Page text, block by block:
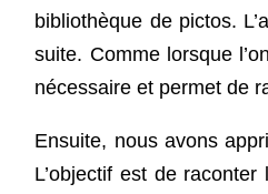
bibliothèque de pictos.
suite. Comme lorsque
nécessaire et permet de
Ensuite, nous avons
L’objectif est de